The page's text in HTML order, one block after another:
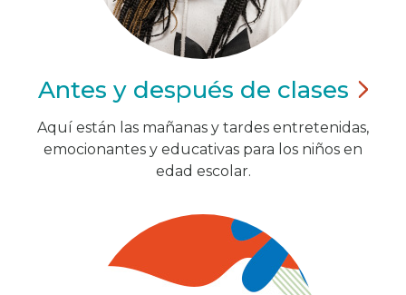
Antes y después de clases
Aquí están las mañanas y tardes entretenidas,
emocionantes y educativas para los niños en
edad escolar.